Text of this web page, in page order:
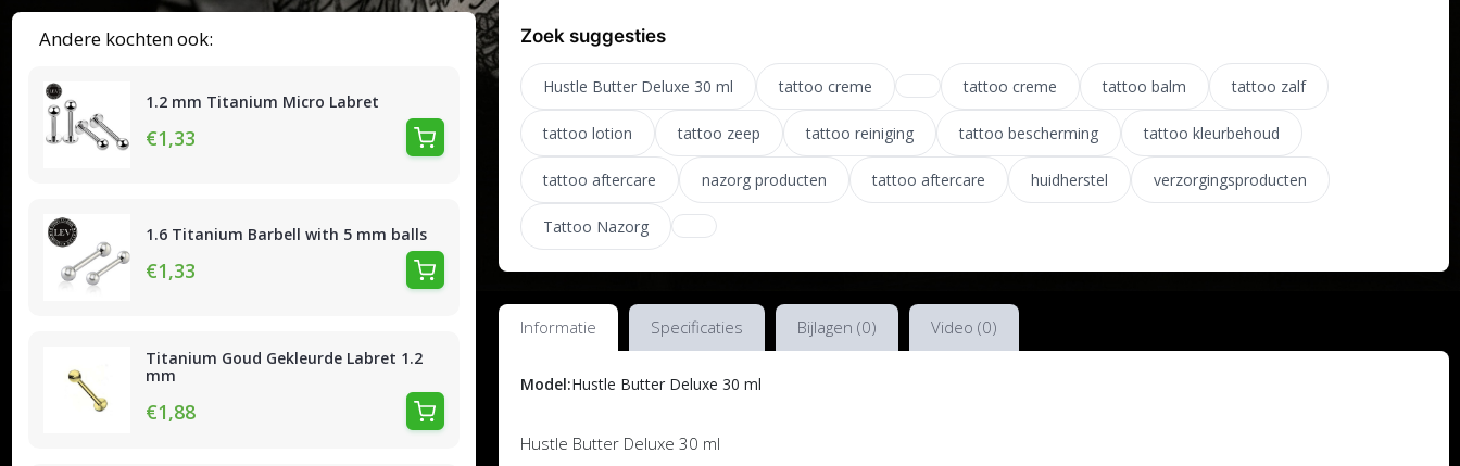
Andere kochten ook:
1.2 mm Titanium Micro Labret
€1,33
1.6 Titanium Barbell with 5 mm balls
€1,33
Titanium Goud Gekleurde Labret 1.2
mm
€1,88
Zoek suggesties
Hustle Butter Deluxe 30 ml tattoo creme tattoo creme tattoo balm tattoo zalf
tattoo lotion tattoo zeep tattoo reiniging tattoo bescherming tattoo kleurbehoud
tattoo aftercare nazorg producten tattoo aftercare huidherstel verzorgingsproducten
Tattoo Nazorg
Informatie Specificaties Bijlagen (0) Video (0)
Model:Hustle Butter Deluxe 30 ml
Hustle Butter Deluxe 30 ml